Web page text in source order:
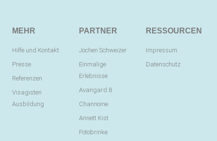
MEHR
Hilfe und Kontakt
Presse
Referenzen
Visagisten
Ausbildung
PARTNER
Jochen Schweizer
Einmalige
Erlebnisse
Avangard 8
Channoine
Annett Kist
Fotobrinke
RESSOURCEN
Impressum
Datenschutz